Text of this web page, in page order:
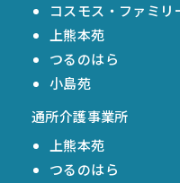
コスモス・ファミリ
上熊本苑
つるのはら
小島苑
通所介護事業所
上熊本苑
つるのはら